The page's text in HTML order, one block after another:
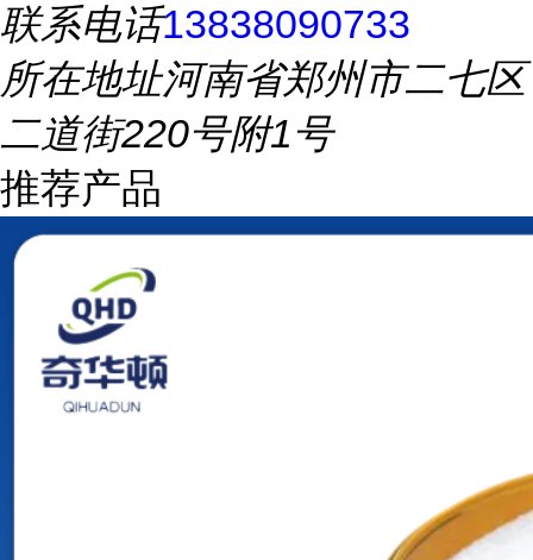
联系电话13838090733
所在地址河南省郑州市二七区
二道街220号附1号
推荐产品